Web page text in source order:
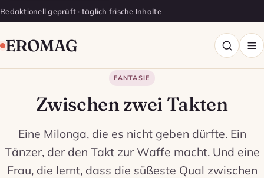
Redaktionell geprüft · täglich frische Inhalte
EROMAG
FANTASIE
Zwischen zwei Takten
Eine Milonga, die es nicht geben dürfte. Ein
Tänzer, der den Takt zur Waffe macht. Und eine
Frau, die lernt, dass die süßeste Qual zwischen